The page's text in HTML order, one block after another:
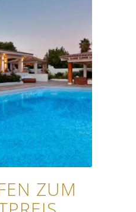
ZUM